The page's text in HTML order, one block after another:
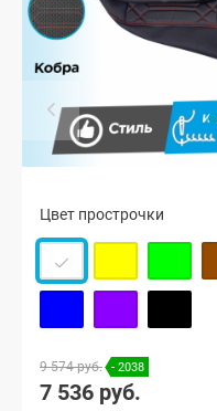
Цвет прострочки
9 574 руб. - 2038
7 536 руб.